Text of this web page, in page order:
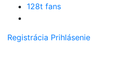
128t fans
Registrácia Prihlásenie